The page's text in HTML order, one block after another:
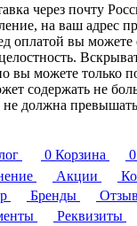
через почту
на ваш адрес
оплатой вы можете
вы можете только
содержать не
не должна
0 Корзина 0
Акции
Бренды
Реквизиты